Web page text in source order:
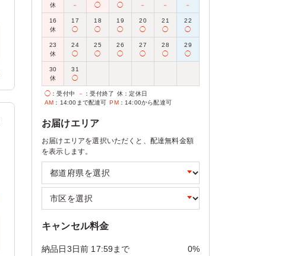
休
－
◯
◯
－
－
－
16
休
17
◯
18
◯
19
◯
20
◯
21
◯
22
◯
23
休
24
◯
25
◯
26
◯
27
◯
28
◯
29
◯
30
休
31
◯
◯ ：受付中 － ：受付終了 休 ：定休日
AM ：14:00まで配達可 PM：14:00から配達可
お届けエリア
お届けエリアを選択いただくと、配達無料金額
を表示します。
キャンセル料金
納品日3日前 17:59まで 0%